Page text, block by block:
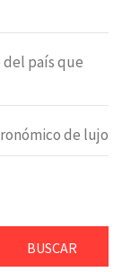
del país que
de lujo